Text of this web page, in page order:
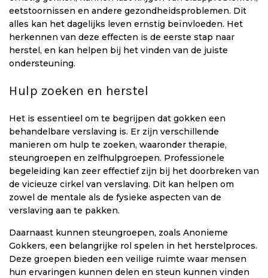
eetstoornissen en andere gezondheidsproblemen. Dit
alles kan het dagelijks leven ernstig beïnvloeden. Het
herkennen van deze effecten is de eerste stap naar
herstel, en kan helpen bij het vinden van de juiste
ondersteuning.
Hulp zoeken en herstel
Het is essentieel om te begrijpen dat gokken een
behandelbare verslaving is. Er zijn verschillende
manieren om hulp te zoeken, waaronder therapie,
steungroepen en zelfhulpgroepen. Professionele
begeleiding kan zeer effectief zijn bij het doorbreken van
de vicieuze cirkel van verslaving. Dit kan helpen om
zowel de mentale als de fysieke aspecten van de
verslaving aan te pakken.
Daarnaast kunnen steungroepen, zoals Anonieme
Gokkers, een belangrijke rol spelen in het herstelproces.
Deze groepen bieden een veilige ruimte waar mensen
hun ervaringen kunnen delen en steun kunnen vinden